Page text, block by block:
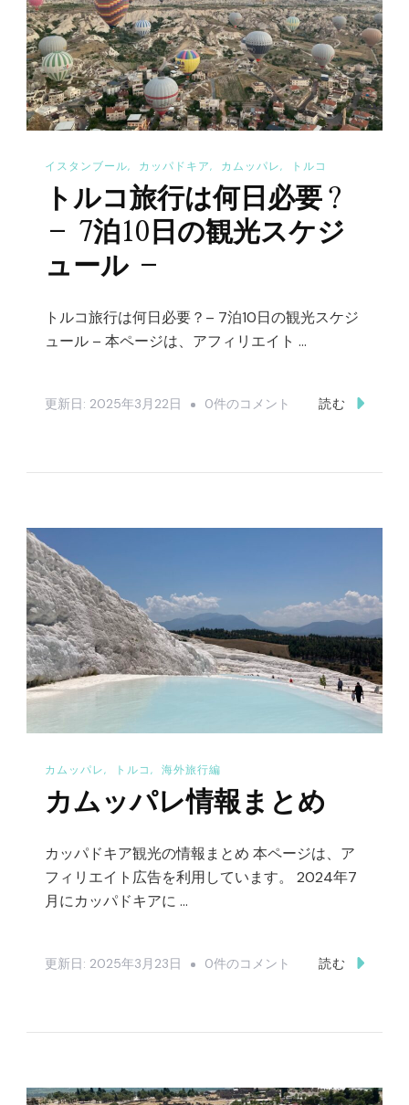
日
の
費
用
–
行
機・
ホ
テ
の
イスタンブール カッパドキア カムッパレ トルコ
トルコ旅行は何日必要？
– 7泊10日の観光スケジ
ュール –
トルコ旅行は何日必要？– 7泊10日の観光スケジ
ュール – 本ページは、アフィリエイト …
更新日: 2025年3月22日
ト
必
要？
–
日
の
光
ス
ュ
の
0件のコメント 読む
カムッパレ トルコ 海外旅行編
カムッパレ情報まとめ
カッパドキア観光の情報まとめ 本ページは、ア
フィリエイト広告を利用しています。 2024年7
月にカッパドキアに …
更新日: 2025年3月23日
カ
情
0件のコメント 読む